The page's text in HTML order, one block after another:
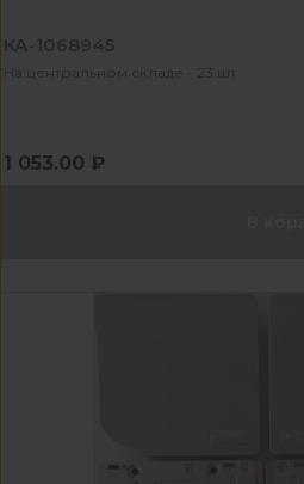
КА-1068945
На центральном складе - 23 шт
1 053.00 ₽